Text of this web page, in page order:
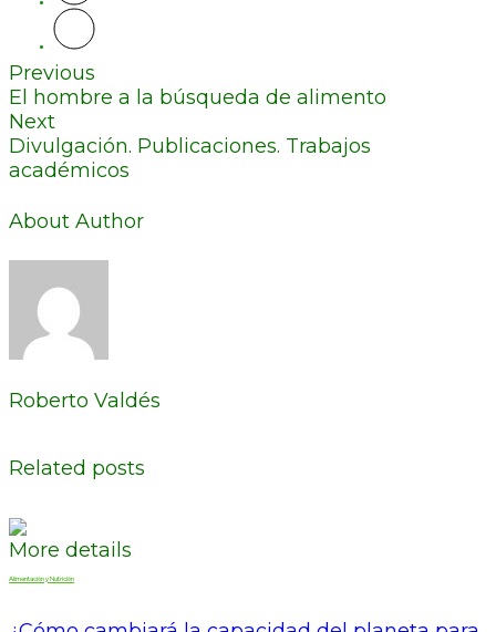
Previous
El hombre a la búsqueda de alimento
Next
Divulgación. Publicaciones. Trabajos
académicos
About Author
Roberto Valdés
Related posts
More details
Alimentación y Nutrición